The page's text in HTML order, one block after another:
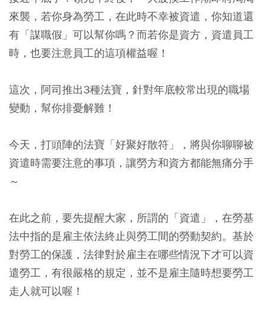
來襲，若你身為勞工，在此時不幸被資遣，你知道還
有「謀職假」可以幫你嗎？而若你是資方，資遣員工
時，也要注意員工的這項權益喔！
這次，阿司推出3種法寶，針對年底較常出現的職場
變動，幫你排憂解難！
今天，打頭陣的法寶「好聚好散符」，將與你聊聊被
資遣時需要注意的事項，讓勞方和資方都能無痛分手
～
在此之前，要先提醒大家，所謂的「資遣」，在勞基
法中指的是雇主依法終止與勞工間的勞動契約。基於
對勞工的保護，法律對於雇主在哪些情況下才可以資
遣勞工，有很嚴格的規定，並不是雇主隨時想要勞工
走人就可以喔！